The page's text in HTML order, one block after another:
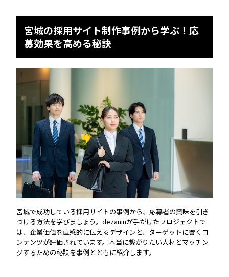
宮城の採用サイト制作事例から学ぶ！応
募効果を高める秘訣
宮城で成功している採用サイトの事例から、応募者の興味を引き
つける方法を学びましょう。dezaninが手がけたプロジェクトで
は、企業価値を直感的に伝えるデザインと、ターゲットに響くコ
ンテンツが評価されています。本当に繋がりたい人材とマッチン
グするための秘訣を事例とともに紹介します。